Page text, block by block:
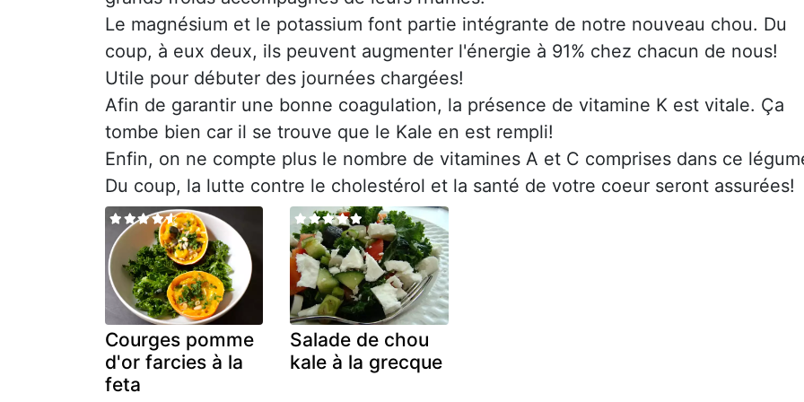
Le magnésium et le potassium font partie intégrante de notre nouveau chou. Du
coup, à eux deux, ils peuvent augmenter l'énergie à 91% chez chacun de nous!
Utile pour débuter des journées chargées!
Afin de garantir une bonne coagulation, la présence de vitamine K est vitale. Ça
tombe bien car il se trouve que le Kale en est rempli!
Enfin, on ne compte plus le nombre de vitamines A et C comprises dans ce
Du coup, la lutte contre le cholestérol et la santé de votre coeur seront assurées!
Courges pomme
d'or farcies à la
feta
Salade de chou
kale à la grecque